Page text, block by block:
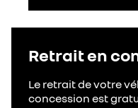
Retrait en
Le retrait de votre
concession est